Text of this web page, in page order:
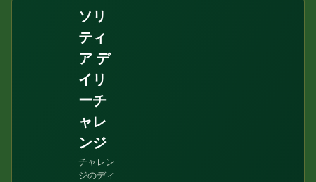
ソリ
ティ
ア デ
イリ
ーチ
ャレ
ンジ
チャレン
ジのディ